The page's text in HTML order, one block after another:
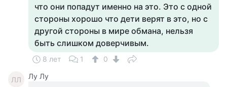
что они попадут именно на это. Это с одной
стороны хорошо что дети верят в это, но с
другой стороны в мире обмана, нельзя
быть слишком доверчивым.
8 лет 1 0
ЛЛ Лу Лу